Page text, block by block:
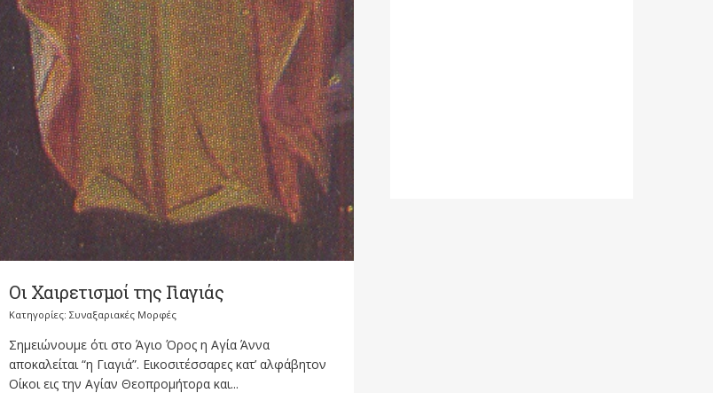
Οι Χαιρετισμοί της Γιαγιάς
Κατηγορίες: Συναξαριακές Μορφές
Σημειώνουμε ότι στο Άγιο Όρος η Αγία Άννα
αποκαλείται “η Γιαγιά”. Εικοσιτέσσαρες κατ’ αλφάβητον
Οίκοι εις την Αγίαν Θεοπρομήτορα και...